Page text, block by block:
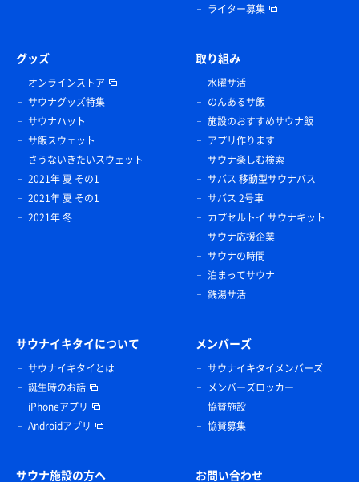
ライター募集
グッズ
オンラインストア
サウナグッズ特集
サウナハット
サ飯スウェット
さうないきたいスウェット
2021年 夏 その1
2021年 夏 その1
2021年 冬
取り組み
水曜サ活
のんあるサ飯
施設のおすすめサウナ飯
アプリ作ります
サウナ楽しむ検索
サバス 移動型サウナバス
サバス 2号車
カプセルトイ サウナキット
サウナ応援企業
サウナの時間
泊まってサウナ
銭湯サ活
サウナイキタイについて
サウナイキタイとは
誕生時のお話
iPhoneアプリ
Androidアプリ
メンバーズ
サウナイキタイメンバーズ
メンバーズロッカー
協賛施設
協賛募集
サウナ施設の方へ お問い合わせ